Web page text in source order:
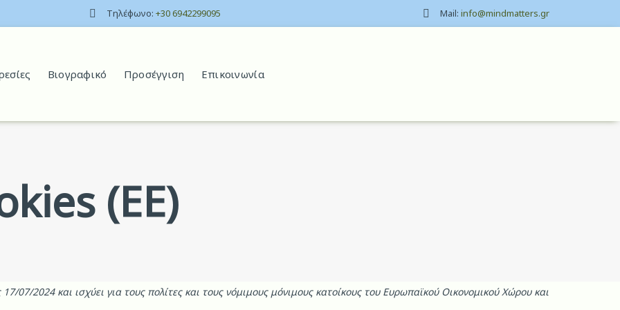
Τηλέφωνο: +30 6942299095 Mail: info@mindmatters.gr
Βιογραφικό Προσέγγιση Επικοινωνία
(ΕΕ)
07/2024 και ισχύει για τους πολίτες και τους νόμιμους μόνιμους κατοίκους του Ευρωπαϊκού Οικονομικού Χώρου και